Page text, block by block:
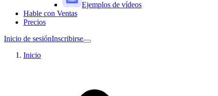
Ejemplos de vídeos
Hable con Ventas
Precios
Inicio de sesiónInscribirse
Inicio